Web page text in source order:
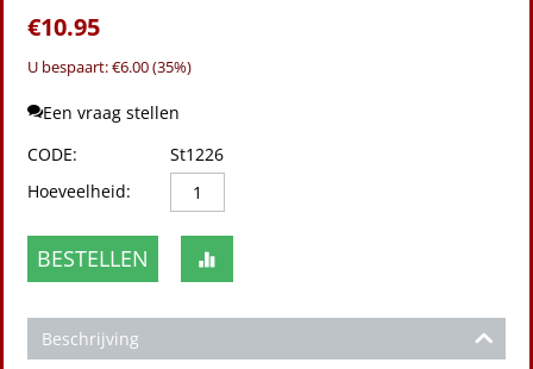
€10.95
U bespaart: €6.00(35%)
Een vraag stellen
CODE:
St1226
Hoeveelheid:
BESTELLEN
Beschrijving